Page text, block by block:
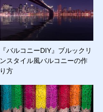
『バルコニーDIY』ブルックリ
ンスタイル風バルコニーの作
り方